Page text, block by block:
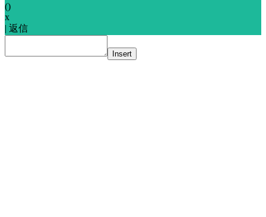
()
x
| 返信
Insert